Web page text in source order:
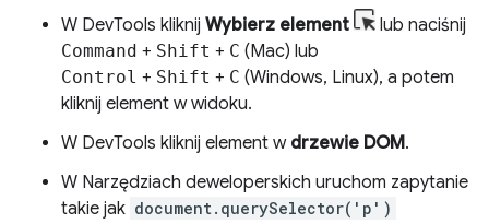
W DevTools kliknij Wybierz element lub naciśnij
Command + Shift + C (Mac) lub
Control + Shift + C (Windows, Linux), a potem
kliknij element w widoku.
W DevTools kliknij element w drzewie DOM.
W Narzędziach deweloperskich uruchom zapytanie
takie jak document.querySelector('p')